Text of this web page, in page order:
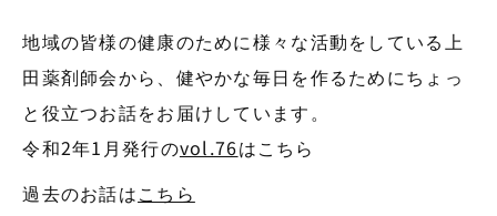
地域の皆様の健康のために様々な活動をしている上
田薬剤師会から、健やかな毎日を作るためにちょっ
と役立つお話をお届けしています。
令和2年1月発行のvol.76はこちら
過去のお話はこちら